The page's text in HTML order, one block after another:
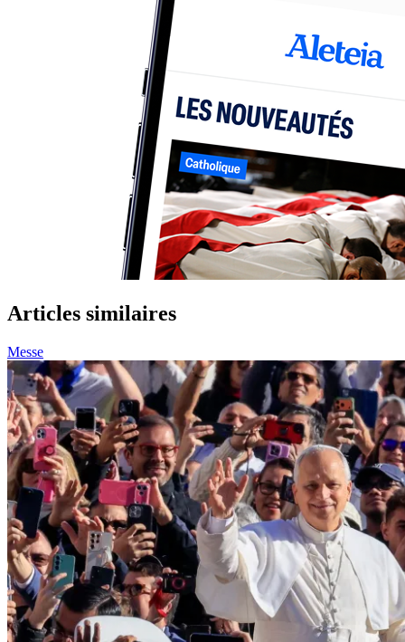
Articles similaires
Messe